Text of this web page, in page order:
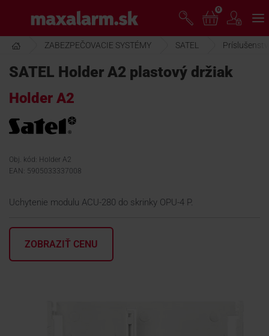
hlavnému
obsahu
www.maxalarm.sk
AKCIA MESIACA
PRODUKTY
SPOLOČNOSŤ
0
ZABEZPEČOVACIE SYSTÉMY SATEL
SATEL Holder A2 plastový držiak
Holder A2
Obj. kód: Holder A2
EAN: 5905033337008
Uchytenie modulu ACU-280 do skrinky OPU-4 P.
ZOBRAZIŤ CENU